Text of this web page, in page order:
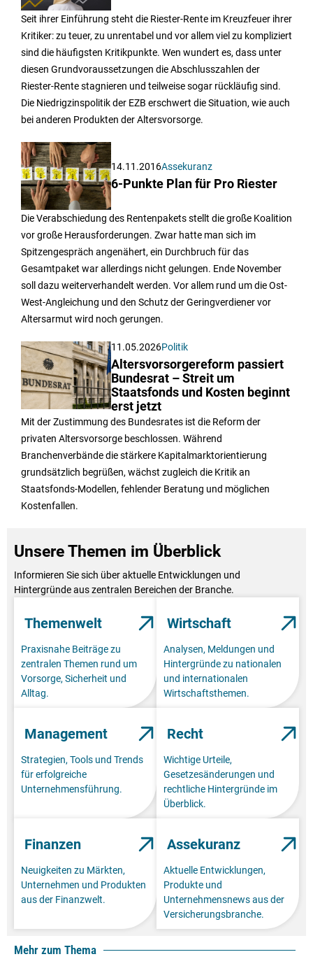
Seit ihrer Einführung steht die Riester-Rente im Kreuzfeuer ihrer
Kritiker: zu teuer, zu unrentabel und vor allem viel zu kompliziert
sind die häufigsten Kritikpunkte. Wen wundert es, dass unter
diesen Grundvoraussetzungen die Abschlusszahlen der
Riester-Rente stagnieren und teilweise sogar rückläufig sind.
Die Niedrigzinspolitik der EZB erschwert die Situation, wie auch
bei anderen Produkten der Altersvorsorge.
14.11.2016Assekuranz
6-Punkte Plan für Pro Riester
Die Verabschiedung des Rentenpakets stellt die große Koalition
vor große Herausforderungen. Zwar hatte man sich im
Spitzengespräch angenähert, ein Durchbruch für das
Gesamtpaket war allerdings nicht gelungen. Ende November
soll dazu weiterverhandelt werden. Vor allem rund um die Ost-
West-Angleichung und den Schutz der Geringverdiener vor
Altersarmut wird noch gerungen.
11.05.2026Politik
Altersvorsorgereform passiert
Bundesrat – Streit um
Staatsfonds und Kosten beginnt
erst jetzt
Mit der Zustimmung des Bundesrates ist die Reform der
privaten Altersvorsorge beschlossen. Während
Branchenverbände die stärkere Kapitalmarktorientierung
grundsätzlich begrüßen, wächst zugleich die Kritik an
Staatsfonds-Modellen, fehlender Beratung und möglichen
Kostenfallen.
Unsere Themen im Überblick
Informieren Sie sich über aktuelle Entwicklungen und
Hintergründe aus zentralen Bereichen der Branche.
Themenwelt
Praxisnahe Beiträge zu
zentralen Themen rund um
Vorsorge, Sicherheit und
Alltag.
Wirtschaft
Analysen, Meldungen und
Hintergründe zu nationalen
und internationalen
Wirtschaftsthemen.
Management
Strategien, Tools und Trends
für erfolgreiche
Unternehmensführung.
Recht
Wichtige Urteile,
Gesetzesänderungen und
rechtliche Hintergründe im
Überblick.
Finanzen
Neuigkeiten zu Märkten,
Unternehmen und Produkten
aus der Finanzwelt.
Assekuranz
Aktuelle Entwicklungen,
Produkte und
Unternehmensnews aus der
Versicherungsbranche.
Mehr zum Thema